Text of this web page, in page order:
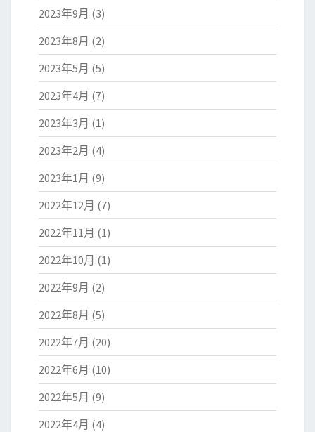
2023年9月 (3)
2023年8月 (2)
2023年5月 (5)
2023年4月 (7)
2023年3月 (1)
2023年2月 (4)
2023年1月 (9)
2022年12月 (7)
2022年11月 (1)
2022年10月 (1)
2022年9月 (2)
2022年8月 (5)
2022年7月 (20)
2022年6月 (10)
2022年5月 (9)
2022年4月 (4)